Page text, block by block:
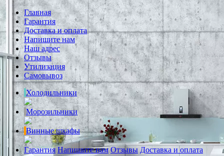
Главная
Гарантия
Доставка и оплата
Напишите нам
Наш адрес
Отзывы
Утилизация
Самовывоз
Холодильники
Морозильники
Винные шкафы
Гарантия Напишите нам Отзывы Доставка и оплата